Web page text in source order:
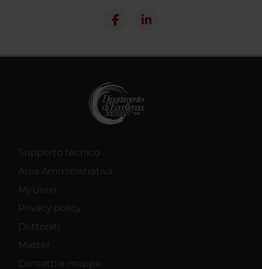
Supporto tecnico
Area Amministrativa
MyUnivr
Privacy policy
Dottorati
Master
Contatti e mappa